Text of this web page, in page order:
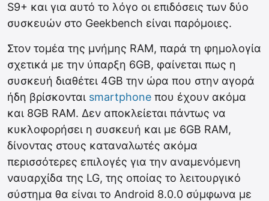
S9+ και για αυτό το λόγο οι επιδόσεις των δύο
συσκευών στο Geekbench είναι παρόμοιες.
Στον τομέα της μνήμης RAM, παρά τη φημολογία
σχετικά με την ύπαρξη 6GB, φαίνεται πως η
συσκευή διαθέτει 4GB την ώρα που στην αγορά
ήδη βρίσκονται smartphone που έχουν ακόμα
και 8GB RAM. Δεν αποκλείεται πάντως να
κυκλοφορήσει η συσκευή και με 6GB RAM,
δίνοντας στους καταναλωτές ακόμα
περισσότερες επιλογές για την αναμενόμενη
ναυαρχίδα της LG, της οποίας το λειτουργικό
σύστημα θα είναι το Android 8.0.0 σύμφωνα με